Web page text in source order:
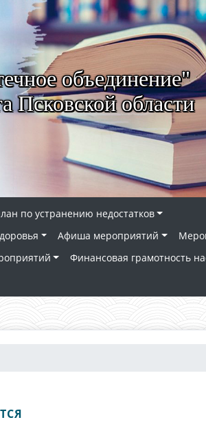
объединение"
Псковской области
по устранению недостатков
Афиша мероприятий
Финансовая грамотность